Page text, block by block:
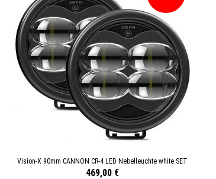
Vision-X 90mm CANNON CR-4 LED Nebelleuchte white SET
469,00 €